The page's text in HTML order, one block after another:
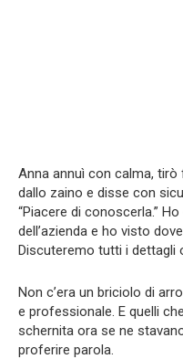
Anna annuì con calma,
dallo zaino e disse con
“Piacere di conoscerla.”
dell’azienda e ho visto
Discuteremo tutti i dettagli
Non c’era un briciolo di
e professionale. E quelli
schernita ora se ne
proferire parola.